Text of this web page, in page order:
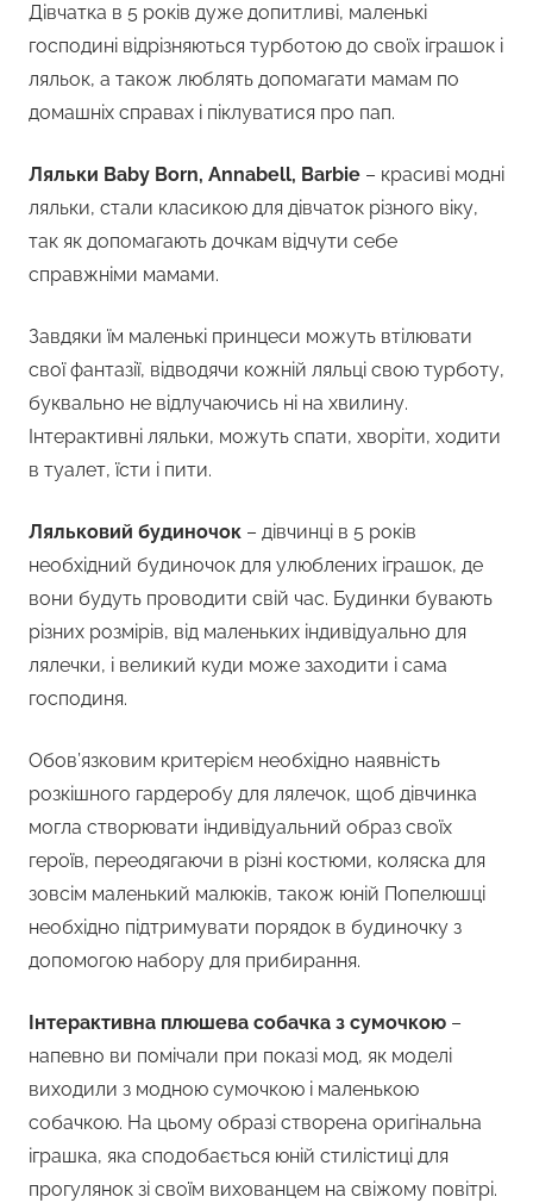
Дівчатка в 5 років дуже допитливі, маленькі
господині відрізняються турботою до своїх іграшок і
ляльок, а також люблять допомагати мамам по
домашніх справах і піклуватися про пап.
Ляльки Baby Born, Annabell, Barbie – красиві модні
ляльки, стали класикою для дівчаток різного віку,
так як допомагають дочкам відчути себе
справжніми мамами.
Завдяки їм маленькі принцеси можуть втілювати
свої фантазії, відводячи кожній ляльці свою турботу,
буквально не відлучаючись ні на хвилину.
Інтерактивні ляльки, можуть спати, хворіти, ходити
в туалет, їсти і пити.
Ляльковий будиночок – дівчинці в 5 років
необхідний будиночок для улюблених іграшок, де
вони будуть проводити свій час. Будинки бувають
різних розмірів, від маленьких індивідуально для
лялечки, і великий куди може заходити і сама
господиня.
Обов’язковим критерієм необхідно наявність
розкішного гардеробу для лялечок, щоб дівчинка
могла створювати індивідуальний образ своїх
героїв, переодягаючи в різні костюми, коляска для
зовсім маленький малюків, також юній Попелюшці
необхідно підтримувати порядок в будиночку з
допомогою набору для прибирання.
Інтерактивна плюшева собачка з сумочкою –
напевно ви помічали при показі мод, як моделі
виходили з модною сумочкою і маленькою
собачкою. На цьому образі створена оригінальна
іграшка, яка сподобається юній стилістиці для
прогулянок зі своїм вихованцем на свіжому повітрі.